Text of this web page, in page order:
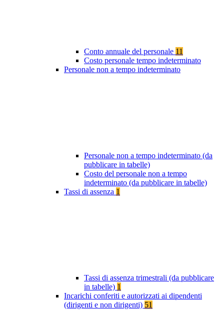
Conto annuale del personale 11
Costo personale tempo indeterminato
Personale non a tempo indeterminato
Personale non a tempo indeterminato (da
pubblicare in tabelle)
Costo del personale non a tempo
indeterminato (da pubblicare in tabelle)
Tassi di assenza 1
Tassi di assenza trimestrali (da pubblicare
in tabelle) 1
Incarichi conferiti e autorizzati ai dipendenti
(dirigenti e non dirigenti) 51